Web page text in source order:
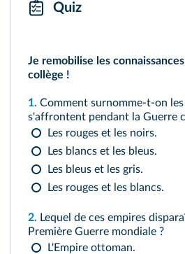
Quiz
Je remobilise les
collège !
1. Comment surnomme‑t‑on
s'affrontent pendant la Guerre
Les rouges et les noirs.
Les blancs et les bleus.
Les bleus et les gris.
Les rouges et les blancs.
2. Lequel de ces empires
Première Guerre mondiale ?
L'Empire ottoman.